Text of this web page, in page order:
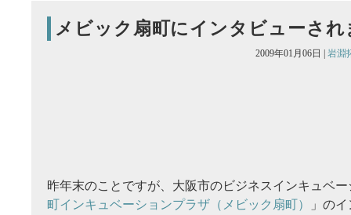
メビック扇町にインタビューされ
2009年01月06日 | 岩淵
昨年末のことですが、大阪市のビジネスインキュベ
町インキュベーションプラザ（メビック扇町）
」の